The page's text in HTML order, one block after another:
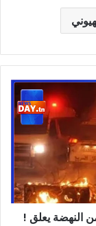
النهضة يعلق !